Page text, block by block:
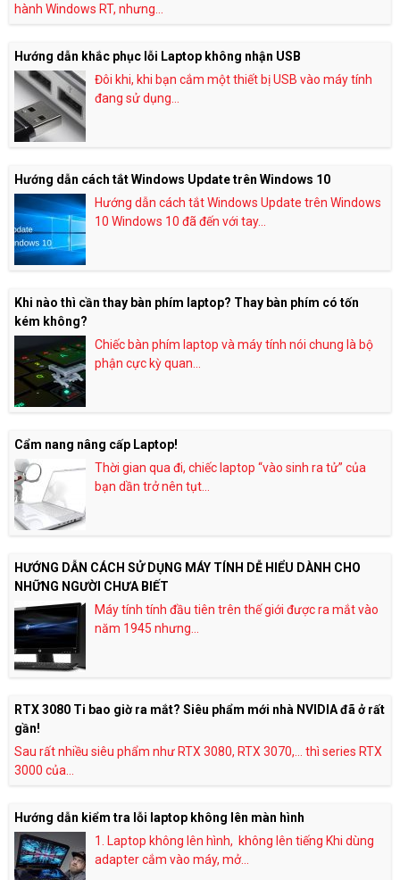
hành Windows RT, nhưng...
Hướng dẫn khắc phục lỗi Laptop không nhận USB
Đôi khi, khi bạn cắm một thiết bị USB vào máy tính
đang sử dụng...
Hướng dẫn cách tắt Windows Update trên Windows 10
Hướng dẫn cách tắt Windows Update trên Windows
10 Windows 10 đã đến với tay...
Khi nào thì cần thay bàn phím laptop? Thay bàn phím có tốn
kém không?
Chiếc bàn phím laptop và máy tính nói chung là bộ
phận cực kỳ quan...
Cẩm nang nâng cấp Laptop!
Thời gian qua đi, chiếc laptop “vào sinh ra tử” của
bạn dần trở nên tụt...
HƯỚNG DẪN CÁCH SỬ DỤNG MÁY TÍNH DỄ HIỂU DÀNH CHO
NHỮNG NGƯỜI CHƯA BIẾT
Máy tính tính đầu tiên trên thế giới được ra mắt vào
năm 1945 nhưng...
RTX 3080 Ti bao giờ ra mắt? Siêu phẩm mới nhà NVIDIA đã ở rất
gần!
Sau rất nhiều siêu phẩm như RTX 3080, RTX 3070,… thì series RTX
3000 của...
Hướng dẫn kiểm tra lỗi laptop không lên màn hình
1. Laptop không lên hình, không lên tiếng Khi dùng
adapter cắm vào máy, mở...